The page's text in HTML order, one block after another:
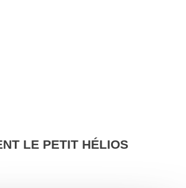
LE PETIT HÉLIOS